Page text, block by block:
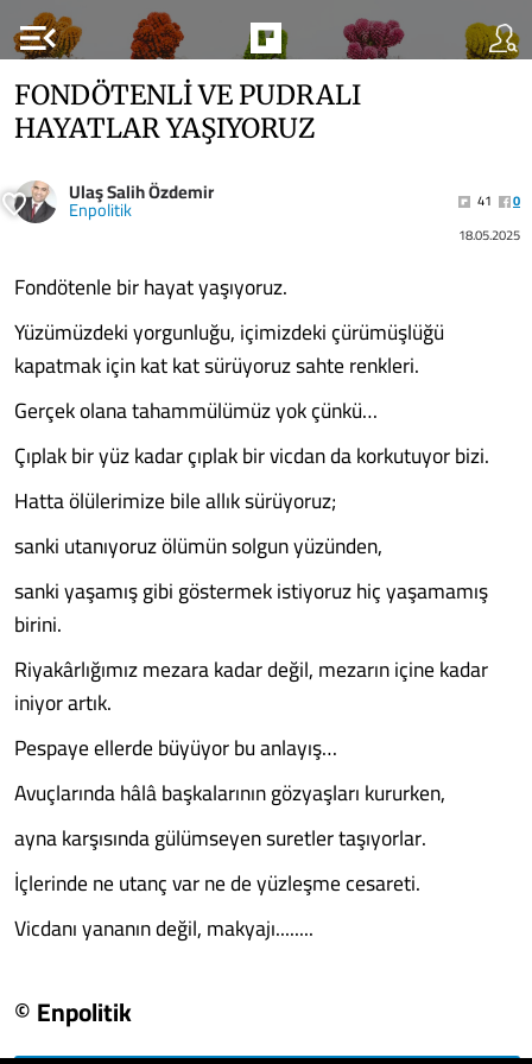
menu_open
FONDÖTENLİ VE PUDRALI
HAYATLAR YAŞIYORUZ
Ulaş Salih Özdemir
Enpolitik 41
0
18.05.2025
Fondötenle bir hayat yaşıyoruz.
Yüzümüzdeki yorgunluğu, içimizdeki çürümüşlüğü
kapatmak için kat kat sürüyoruz sahte renkleri.
Gerçek olana tahammülümüz yok çünkü…
Çıplak bir yüz kadar çıplak bir vicdan da korkutuyor bizi.
Hatta ölülerimize bile allık sürüyoruz;
sanki utanıyoruz ölümün solgun yüzünden,
sanki yaşamış gibi göstermek istiyoruz hiç yaşamamış
birini.
Riyakârlığımız mezara kadar değil, mezarın içine kadar
iniyor artık.
Pespaye ellerde büyüyor bu anlayış…
Avuçlarında hâlâ başkalarının gözyaşları kururken,
ayna karşısında gülümseyen suretler taşıyorlar.
İçlerinde ne utanç var ne de yüzleşme cesareti.
Vicdanı yananın değil, makyajı........
© Enpolitik